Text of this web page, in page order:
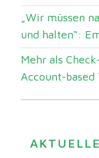
„Wir müssen
und halten“:
Mehr als
Account-